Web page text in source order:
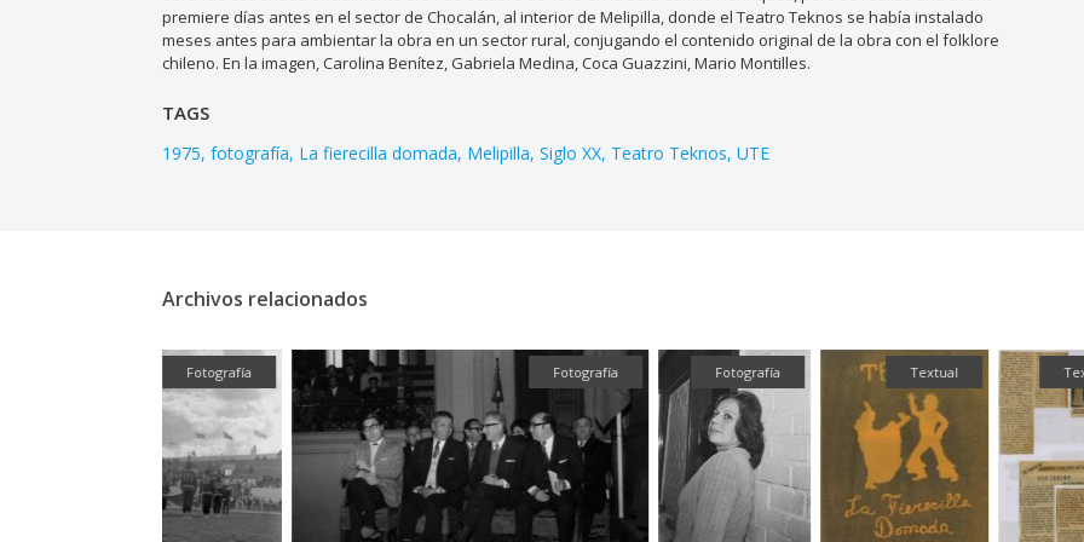
premiere días antes en el sector de Chocalán, al interior de Melipilla, donde el Teatro Teknos se había instalado
meses antes para ambientar la obra en un sector rural, conjugando el contenido original de la obra con el folklore
chileno. En la imagen, Carolina Benítez, Gabriela Medina, Coca Guazzini, Mario Montilles.
TAGS
1975 fotografía La fierecilla domada Melipilla Siglo XX Teatro Teknos UTE
Archivos relacionados
Fotografía Textual